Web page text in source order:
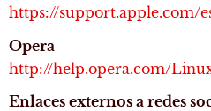
https://support.apple.com/
Opera
http://help.opera.com/
Enlaces externos a redes